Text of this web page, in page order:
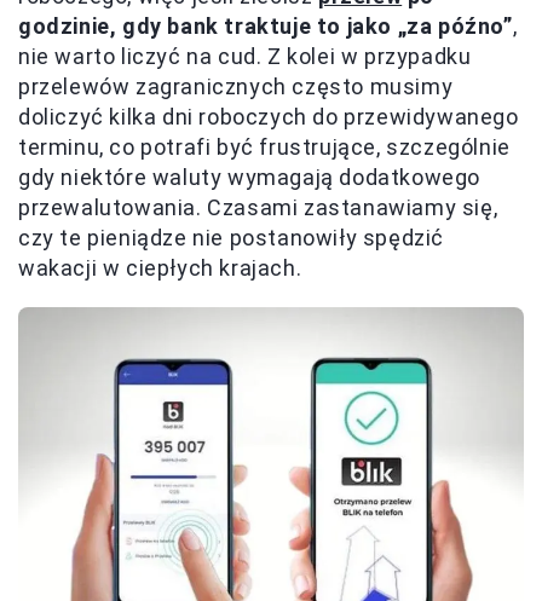
godzinie, gdy bank traktuje to jako „za późno”,
nie warto liczyć na cud. Z kolei w przypadku
przelewów zagranicznych często musimy
doliczyć kilka dni roboczych do przewidywanego
terminu, co potrafi być frustrujące, szczególnie
gdy niektóre waluty wymagają dodatkowego
przewalutowania. Czasami zastanawiamy się,
czy te pieniądze nie postanowiły spędzić
wakacji w ciepłych krajach.